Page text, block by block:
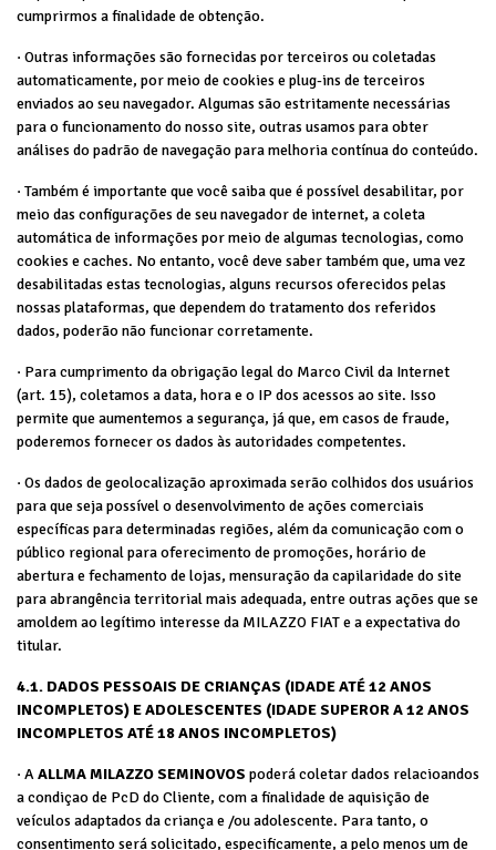
cumprirmos a finalidade de obtenção.
· Outras informações são fornecidas por terceiros ou coletadas
automaticamente, por meio de cookies e plug-ins de terceiros
enviados ao seu navegador. Algumas são estritamente necessárias
para o funcionamento do nosso site, outras usamos para obter
análises do padrão de navegação para melhoria contínua do conteúdo.
· Também é importante que você saiba que é possível desabilitar, por
meio das configurações de seu navegador de internet, a coleta
automática de informações por meio de algumas tecnologias, como
cookies e caches. No entanto, você deve saber também que, uma vez
desabilitadas estas tecnologias, alguns recursos oferecidos pelas
nossas plataformas, que dependem do tratamento dos referidos
dados, poderão não funcionar corretamente.
· Para cumprimento da obrigação legal do Marco Civil da Internet
(art. 15), coletamos a data, hora e o IP dos acessos ao site. Isso
permite que aumentemos a segurança, já que, em casos de fraude,
poderemos fornecer os dados às autoridades competentes.
· Os dados de geolocalização aproximada serão colhidos dos usuários
para que seja possível o desenvolvimento de ações comerciais
específicas para determinadas regiões, além da comunicação com o
público regional para oferecimento de promoções, horário de
abertura e fechamento de lojas, mensuração da capilaridade do site
para abrangência territorial mais adequada, entre outras ações que se
amoldem ao legítimo interesse da MILAZZO FIAT e a expectativa do
titular.
4.1. DADOS PESSOAIS DE CRIANÇAS (IDADE ATÉ 12 ANOS
INCOMPLETOS) E ADOLESCENTES (IDADE SUPEROR A 12 ANOS
INCOMPLETOS ATÉ 18 ANOS INCOMPLETOS)
· AALLMA MILAZZO SEMINOVOS poderá coletar dados relacioandos
a condiçao de PcD do Cliente, com a finalidade de aquisição de
veículos adaptados da criança e /ou adolescente. Para tanto, o
consentimento será solicitado, especificamente, a pelo menos um de